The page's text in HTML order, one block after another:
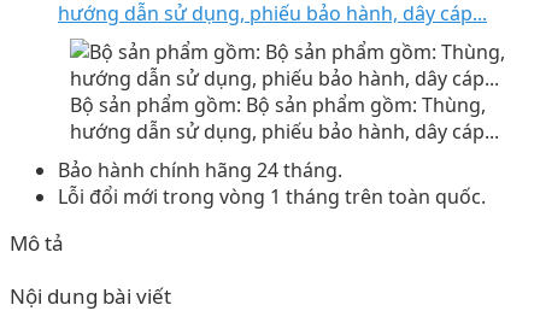
hướng dẫn sử dụng, phiếu bảo hành, dây cáp...
Bộ sản phẩm gồm: Bộ sản phẩm gồm: Thùng,
hướng dẫn sử dụng, phiếu bảo hành, dây cáp...
Bảo hành chính hãng 24 tháng.
Lỗi đổi mới trong vòng 1 tháng trên toàn quốc.
Mô tả
Nội dung bài viết